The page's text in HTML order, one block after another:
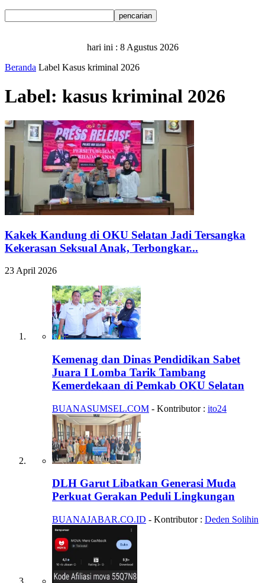
hari ini : 8 Agustus 2026
Beranda Label Kasus kriminal 2026
Label: kasus kriminal 2026
Kakek Kandung di OKU Selatan Jadi Tersangka
Kekerasan Seksual Anak, Terbongkar...
23 April 2026
Kemenag dan Dinas Pendidikan Sabet
Juara I Lomba Tarik Tambang
Kemerdekaan di Pemkab OKU Selatan
BUANASUMSEL.COM - Kontributor : ito24
DLH Garut Libatkan Generasi Muda
Perkuat Gerakan Peduli Lingkungan
BUANAJABAR.CO.ID - Kontributor : Deden Solihin